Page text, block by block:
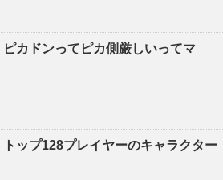
ピカドンってピカ側厳しいってマ
トップ128プレイヤーのキャラクター